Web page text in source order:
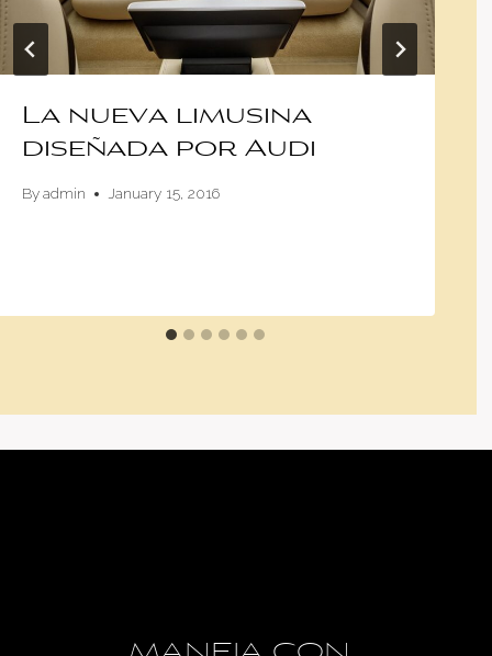
La nueva limusina
diseñada por Audi
Byadmin January 15, 2016